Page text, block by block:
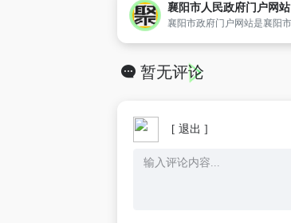
襄阳市人民政府门户网站
暂无评论
[ 退出 ]